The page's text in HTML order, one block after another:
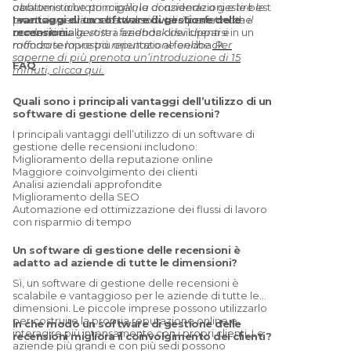
caratteristiche principali, le considerazioni e le best
practice per la scelta del software perfetto che
consentirà alla vostra azienda di svilupparsi in un
mondo sempre più orientato al feedback.
abbiamo aiutato migliaia di aziende a gestire le
recensioni evitando stress inutili. Trasformate il
modo in cui gestite i feedback dei clienti e
rafforzate la vostra reputazione online.Per
saperne di più prenota un’introduzione di 15
minuti, clicca qui.
I vantaggi di un software di gestione delle
recensioni:
FAQ
Quali sono i principali vantaggi dell’utilizzo di un
software di gestione delle recensioni?
I principali vantaggi dell’utilizzo di un software di
gestione delle recensioni includono:
Miglioramento della reputazione online
Maggiore coinvolgimento dei clienti
Analisi aziendali approfondite
Miglioramento della SEO
Automazione ed ottimizzazione dei flussi di lavoro
con risparmio di tempo
Un software di gestione delle recensioni è
adatto ad aziende di tutte le dimensioni?
Sì, un software di gestione delle recensioni è
scalabile e vantaggioso per le aziende di tutte le
dimensioni. Le piccole imprese possono utilizzarlo
per costruire la propria reputazione online e
interagire più intensamente con i propri clienti. Le
aziende più grandi e con più sedi possono
In che modo un software di gestione delle
recensioni migliora il coinvolgimento dei clienti?